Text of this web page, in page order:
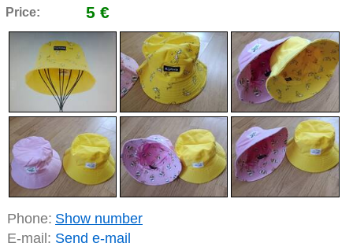
Price: 5 €
Phone: Show number
E-mail: Send e-mail